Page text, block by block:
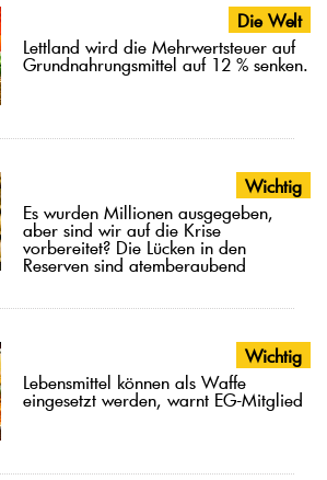
Die Welt
Lettland wird die Mehrwertsteuer auf
Grundnahrungsmittel auf 12 % senken.
Wichtig
Es wurden Millionen ausgegeben,
aber sind wir auf die Krise
vorbereitet? Die Lücken in den
Reserven sind atemberaubend
Wichtig
Lebensmittel können als Waffe
eingesetzt werden, warnt EG-Mitglied